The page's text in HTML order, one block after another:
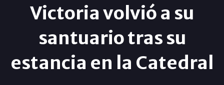
Victoria volvió a su
santuario tras su
estancia en la Catedral